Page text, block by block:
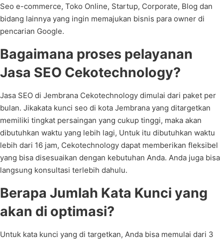
Seo e-commerce, Toko Online, Startup, Corporate, Blog dan
bidang lainnya yang ingin memajukan bisnis para owner di
pencarian Google.
Bagaimana proses pelayanan
Jasa SEO Cekotechnology?
Jasa SEO di Jembrana Cekotechnology dimulai dari paket per
bulan. Jikakata kunci seo di kota Jembrana yang ditargetkan
memiliki tingkat persaingan yang cukup tinggi, maka akan
dibutuhkan waktu yang lebih lagi, Untuk itu dibutuhkan waktu
lebih dari 16 jam, Cekotechnology dapat memberikan fleksibel
yang bisa disesuaikan dengan kebutuhan Anda. Anda juga bisa
langsung konsultasi terlebih dahulu.
Berapa Jumlah Kata Kunci yang
akan di optimasi?
Untuk kata kunci yang di targetkan, Anda bisa memulai dari 3